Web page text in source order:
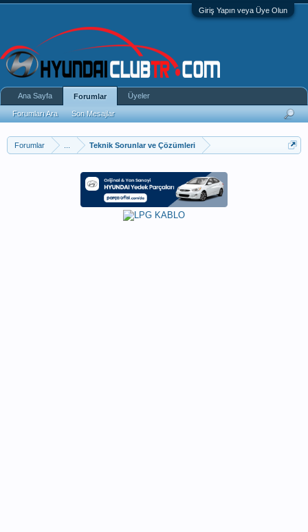
Giriş Yapın veya Üye Olun
Forumlar Teknik Sorunlar ve Çözümleri
Ana Sayfa Forumlar
Forumları Ara Son Mesajlar
Üyeler